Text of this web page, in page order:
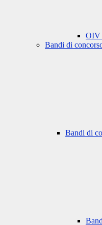
OIV
Bandi di
Bandi di